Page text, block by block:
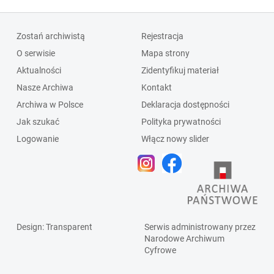
Zostań archiwistą
O serwisie
Aktualności
Nasze Archiwa
Archiwa w Polsce
Jak szukać
Logowanie
Rejestracja
Mapa strony
Zidentyfikuj materiał
Kontakt
Deklaracja dostępności
Polityka prywatności
Włącz nowy slider
Design: Transparent
Serwis administrowany przez
Narodowe Archiwum
Cyfrowe